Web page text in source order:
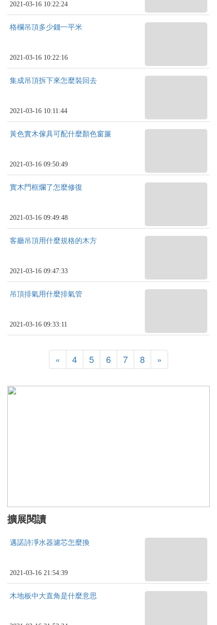
2021-03-16 10:22:24
格欄吊頂多少錢一平米
2021-03-16 10:22:16
集成吊頂拆下來怎麼裝回去
2021-03-16 10:11:44
黃色實木傢具可配什麼顏色窗簾
2021-03-16 09:50:49
實木門框爛了怎麼修復
2021-03-16 09:49:48
客廳吊頂用什麼規格的木方
2021-03-16 09:47:33
吊頂排氣用什麼排氣管
2021-03-16 09:33:11
« 4 5 6 7 8 »
擴展閱讀
邁諾詩凈水器濾芯怎麼換
2021-03-16 21:54:39
木地板中大直角是什麼意思